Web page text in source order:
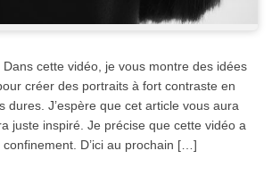
cette vidéo, je vous montre des idées
créer des portraits à fort contraste en
dures. J’espère que cet article vous aura
juste inspiré. Je précise que cette vidéo a
D’ici au prochain […]